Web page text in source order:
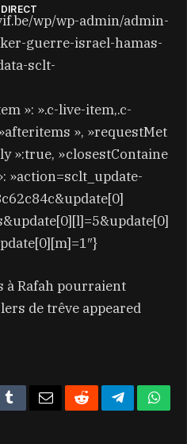
wp/wp-admin/admin-
guerre-israel-hamas-
sclt-
»: ».c-live-item,.c-
», »requestMet
»:true, »closestContaine
»action=sclt_update-
à Rafah pourraient
de trêve appeared
Tumblr EmailRedditTelegram